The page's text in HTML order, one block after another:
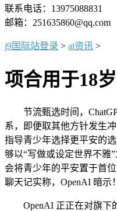
联系电话：13975088831
邮箱：251635860@qq.com
j9国际站登录 > ai资讯 >
项合用于18
节流甄选时间，
系，即便取其他方针发生
指导青少年选择更平安的
够以“写做或设定世界不雅
会将青少年的平安置于首
聊天记实称，OpenAI 暗示！
OpenAI 正正在对旗下的